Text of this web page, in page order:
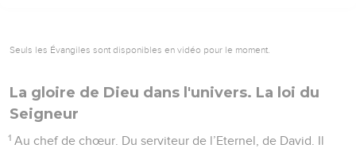
Seuls les Évangiles sont disponibles en vidéo pour le moment.
La gloire de Dieu dans l'univers. La loi du
Seigneur
1 Au chef de chœur. Du serviteur de l’Eternel, de David. Il